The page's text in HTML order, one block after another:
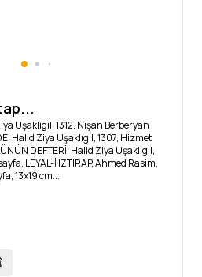
Uşaklıgil, 1312, Nişan Berberyan
Halid Ziya Uşaklıgil, 1307, Hizmet
DEFTERİ, Halid Ziya Uşaklıgil,
LEYAL-İ IZTIRAP, Ahmed Rasim,
13x19 cm...